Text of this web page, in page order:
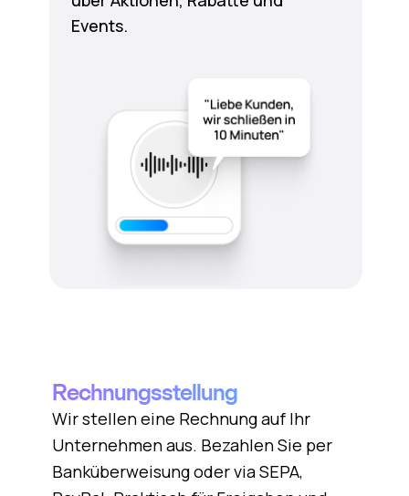
Events.
Rechnungsstellung
Wir stellen eine Rechnung auf Ihr
Unternehmen aus. Bezahlen Sie per
Banküberweisung oder via SEPA,